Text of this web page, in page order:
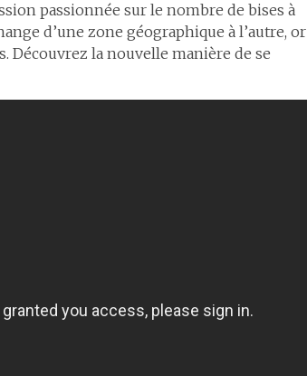
passionnée sur le nombre de bises à
d’une zone géographique à l’autre, or
Découvrez la nouvelle manière de se